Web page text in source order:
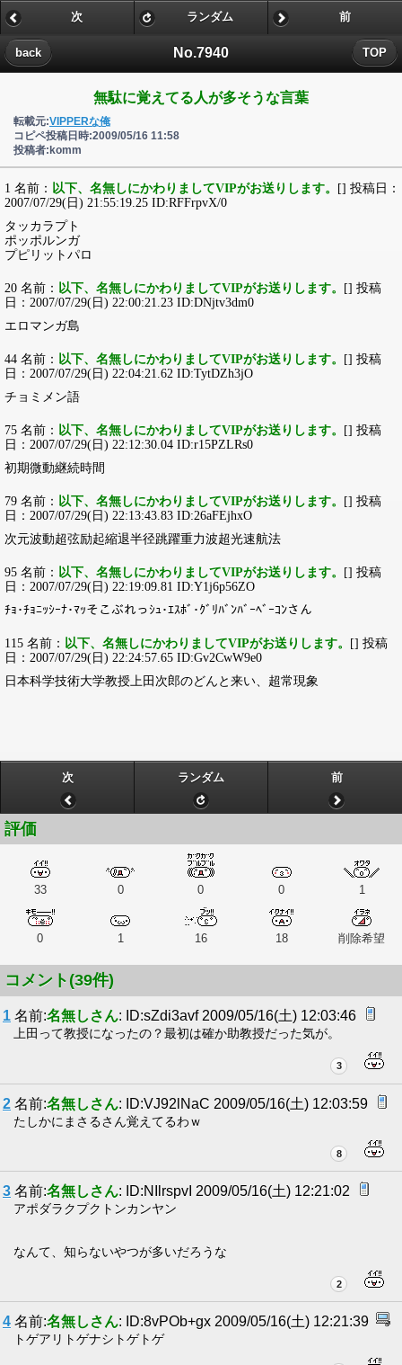
No.7940
back TOP
次 ランダム 前
無駄に覚えてる人が多そうな言葉
転載元:VIPPERな俺
コピペ投稿日時:2009/05/16 11:58
投稿者:komm
1 名前： 以下、名無しにかわりましてVIPがお送りします。
[] 投稿日：
2007/07/29(日) 21:55:19.25 ID:RFFrpvX/0
タッカラプト
ポッポルンガ
プピリットパロ
20 名前： 以下、名無しにかわりましてVIPがお送りします。
[] 投稿
日：2007/07/29(日) 22:00:21.23 ID:DNjtv3dm0
エロマンガ島
44 名前： 以下、名無しにかわりましてVIPがお送りします。
[] 投稿
日：2007/07/29(日) 22:04:21.62 ID:TytDZh3jO
チョミメン語
75 名前： 以下、名無しにかわりましてVIPがお送りします。
[] 投稿
日：2007/07/29(日) 22:12:30.04 ID:r15PZLRs0
初期微動継続時間
79 名前： 以下、名無しにかわりましてVIPがお送りします。
[] 投稿
日：2007/07/29(日) 22:13:43.83 ID:26aFEjhxO
次元波動超弦励起縮退半径跳躍重力波超光速航法
95 名前： 以下、名無しにかわりましてVIPがお送りします。
[] 投稿
日：2007/07/29(日) 22:19:09.81 ID:Y1j6p56ZO
ﾁｮ･ﾁｮﾆｯｼｰﾅ･ﾏｯそこぶれっｼｭ･ｴｽﾎﾞ･ｸﾞﾘﾊﾞﾝﾊﾞｰﾍﾞｰｺﾝさん
115 名前： 以下、名無しにかわりましてVIPがお送りします。
[] 投稿
日：2007/07/29(日) 22:24:57.65 ID:Gv2CwW9e0
日本科学技術大学教授上田次郎のどんと来い、超常現象
次 ランダム 前
評価
33 0 0 0 1
0 1 16 18 削除希望
コメント(39件)
1 名前:名無しさん: ID:sZdi3avf 2009/05/16(土) 12:03:46
上田って教授になったの？最初は確か助教授だった気が。
3
2 名前:名無しさん: ID:VJ92lNaC 2009/05/16(土) 12:03:59
たしかにまさるさん覚えてるわｗ
8
3 名前:名無しさん: ID:NIlrspvI 2009/05/16(土) 12:21:02
アポダラクプクトンカンヤン
なんて、知らないやつが多いだろうな
2
4 名前:名無しさん: ID:8vPOb+gx 2009/05/16(土) 12:21:39
トゲアリトゲナシトゲトゲ